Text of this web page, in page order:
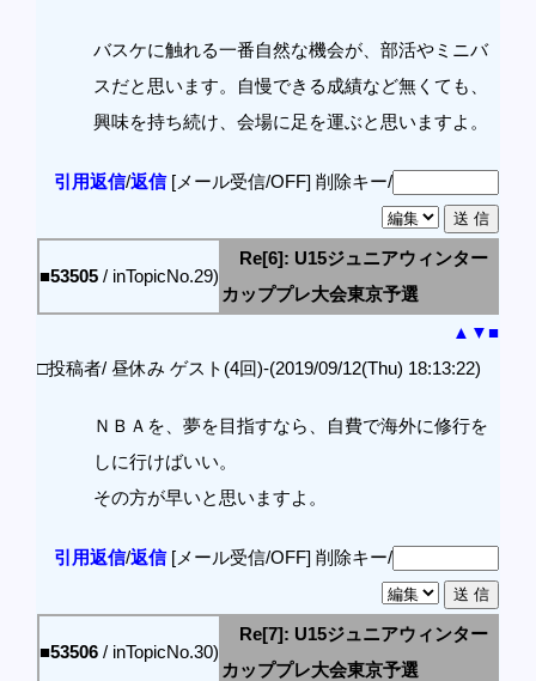
バスケに触れる一番自然な機会が、部活やミニバ
スだと思います。自慢できる成績など無くても、
興味を持ち続け、会場に足を運ぶと思いますよ。
引用返信/返信[メール受信/OFF] 削除キー/
■53505 / inTopicNo.29)
Re[6]: U15ジュニアウィンター
カッププレ大会東京予選
▲ ▼■
□投稿者/ 昼休み ゲスト(4回)-(2019/09/12(Thu) 18:13:22)
ＮＢＡを、夢を目指すなら、自費で海外に修行を
しに行けばいい。
その方が早いと思いますよ。
引用返信/返信[メール受信/OFF] 削除キー/
■53506 / inTopicNo.30)
Re[7]: U15ジュニアウィンター
カッププレ大会東京予選